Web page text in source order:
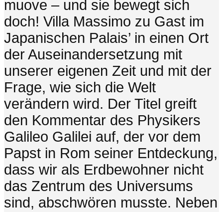
muove – und sie bewegt sich
doch! Villa Massimo zu Gast im
Japanischen Palais’ in einen Ort
der Auseinandersetzung mit
unserer eigenen Zeit und mit der
Frage, wie sich die Welt
verändern wird. Der Titel greift
den Kommentar des Physikers
Galileo Galilei auf, der vor dem
Papst in Rom seiner Entdeckung,
dass wir als Erdbewohner nicht
das Zentrum des Universums
sind, abschwören musste. Neben